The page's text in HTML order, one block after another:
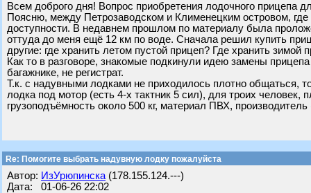
Всем доброго дня! Вопрос приобретения лодочного прицепа
Поясню, между Петрозаводском и Клименецким островом,
доступности. В недавнем прошлом по материалу была
оттуда до меня ещё 12 км по воде. Сначала решил купить
другие: где хранить летом пустой прицеп? Где хранить зимой
Как то в разговоре, знакомые подкинули идею замены
багажнике, не регистрат.
Т.к. с надувными лодками не приходилось плотно общаться,
лодка под мотор (есть 4-х тактник 5 сил), для троих
грузоподъёмность около 500 кг, материал ПВХ,
Re: Помогите выбрать надувную лодку пожалуйста
Автор: ИзУрюпинска (178.155.124.---)
Дата: 01-06-26 22:02